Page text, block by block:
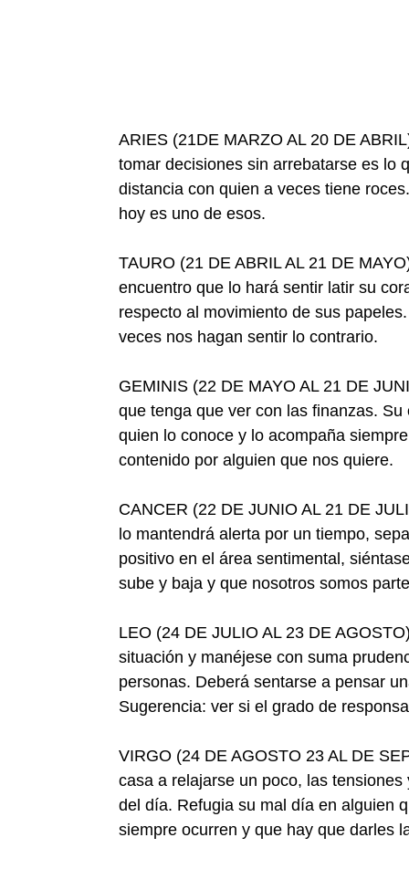
ARIES (21DE MARZO AL 20 DE
tomar decisiones sin arrebatarse es lo
distancia con quien a veces tiene
hoy es uno de esos.
TAURO (21 DE ABRIL AL 21 DE
encuentro que lo hará sentir latir su
respecto al movimiento de sus
veces nos hagan sentir lo contrario.
GEMINIS (22 DE MAYO AL 21 DE
que tenga que ver con las finanzas.
quien lo conoce y lo acompaña
contenido por alguien que nos quiere.
CANCER (22 DE JUNIO AL 21 DE
lo mantendrá alerta por un tiempo,
positivo en el área sentimental,
sube y baja y que nosotros somos
LEO (24 DE JULIO AL 23 DE
situación y manéjese con suma
personas. Deberá sentarse a pensar
Sugerencia: ver si el grado de
VIRGO (24 DE AGOSTO 23 AL DE
casa a relajarse un poco, las
del día. Refugia su mal día en alguien
siempre ocurren y que hay que darles